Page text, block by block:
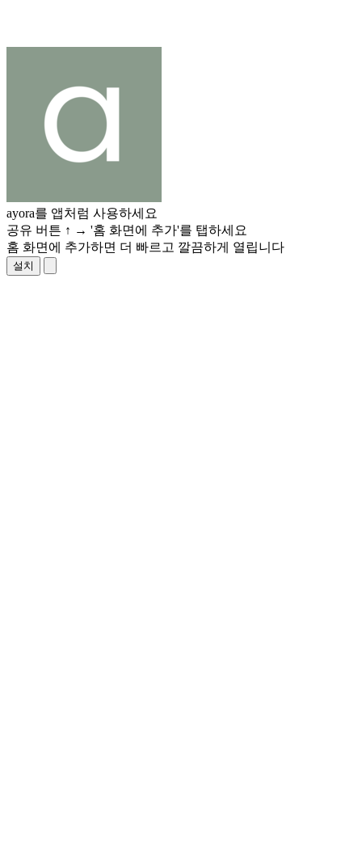
ayora를 앱처럼 사용하세요
공유 버튼 ↑ → '홈 화면에 추가'를 탭하세요
홈 화면에 추가하면 더 빠르고 깔끔하게 열립니다
설치